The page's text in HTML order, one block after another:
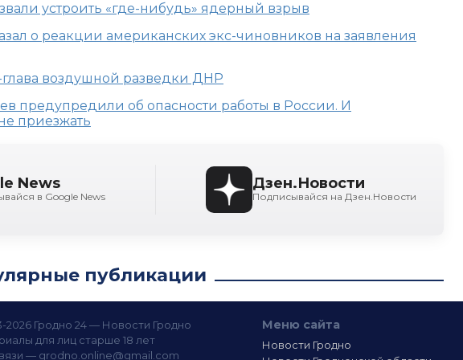
устроить «где-нибудь» ядерный взрыв
о реакции американских экс-чиновников на заявления
глава воздушной разведки ДНР
предупредили об опасности работы в России. И
приезжать
News
в Google News
Дзен.Новости
Подписывайся на Дзен.Новости
публикации
2026 Гродно 24 — Новости Гродно
для лиц старше 18 лет
— grodno.online@gmail.com
Меню сайта
Новости Гродно